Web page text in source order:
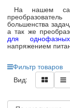
На нашем
большенства
а так же
для однофазных
напряжением
Фильтр товаров
Вид: